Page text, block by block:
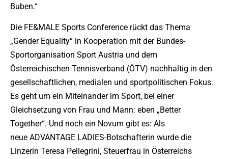
Buben.“
Die FE&MALE Sports Conference rückt das Thema
„Gender Equality“ in Kooperation mit der Bundes-
Sportorganisation Sport Austria und dem
Österreichischen Tennisverband (ÖTV) nachhaltig in den
gesellschaftlichen, medialen und sportpolitischen Fokus.
Es geht um ein Miteinander im Sport, bei einer
Gleichsetzung von Frau und Mann: eben „Better
Together“. Und noch ein Novum gibt es: Als
neue ADVANTAGE LADIES-Botschafterin wurde die
Linzerin Teresa Pellegrini, Steuerfrau in Österreichs